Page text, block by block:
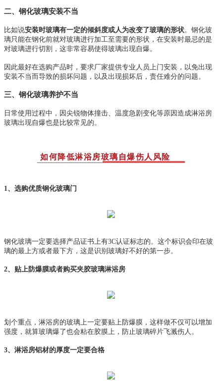
二、钢化玻璃安装不当
比如说安装时玻璃有一定的倾斜度或人为改变了玻璃的形状。钢化玻
璃只能在钢化前就对玻璃进行加工至需要的形状，在安装时最忌的是
对玻璃进行切割，这非常容易使得玻璃出现自爆。
因此最好在选购产品时，要求厂家提供专业人员上门安装，以免出现
安装不当而导致的损坏问题，以及出现损坏后，责任难分的问题。
三、钢化玻璃养护不当
日常使用过程中，因尖锐物体撞击、温度急剧变化等原因造成淋浴房
玻璃出现自爆也是比较常见的。
如何降低淋浴房玻璃自爆伤人风险
1、选购优质钢化玻璃门
钢化玻璃一定要选择产品证书上有3C认证标志的。这个标识会印在玻
璃的最上方或者最下方，这是识别玻璃好不好的第一步。
2、贴上防爆膜或者购买夹胶玻璃淋浴房
划个重点，淋浴房的玻璃上一定要贴上防爆膜，这样做不仅可以增加
强度，就算玻璃爆了也会粘在胶膜上，防止玻璃碎片飞溅伤人。
3、淋浴房铝材的厚度一定要合格